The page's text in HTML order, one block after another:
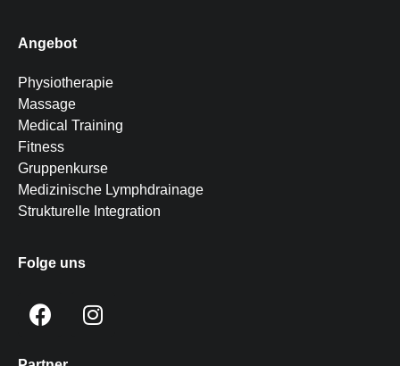
Angebot
Physiotherapie
Massage
Medical Training
Fitness
Gruppenkurse
Medizinische Lymphdrainage
Strukturelle Integration
Folge uns